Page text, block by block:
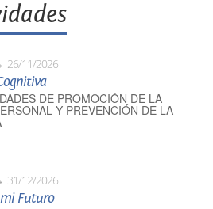
26/11/2026
DE PROMOCIÓN DE LA
Y PREVENCIÓN DE LA
31/12/2026
Futuro